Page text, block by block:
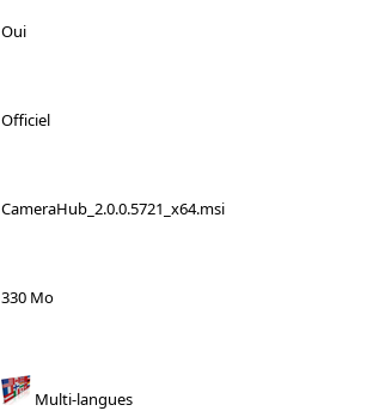
Oui
Officiel
CameraHub_2.0.0.5721_x64.msi
330 Mo
Multi-langues